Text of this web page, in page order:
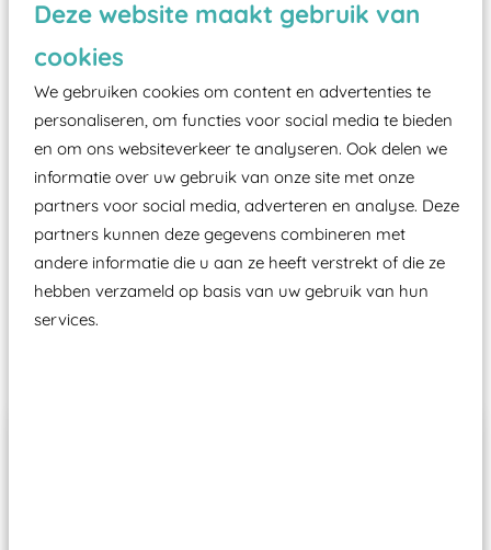
Deze website maakt gebruik van
cookies
We gebruiken cookies om content en advertenties te
personaliseren, om functies voor social media te bieden
en om ons websiteverkeer te analyseren. Ook delen we
informatie over uw gebruik van onze site met onze
partners voor social media, adverteren en analyse. Deze
partners kunnen deze gegevens combineren met
andere informatie die u aan ze heeft verstrekt of die ze
hebben verzameld op basis van uw gebruik van hun
services.
valondergrond onder speeltoestellen verplicht is
zoals kunstgras, rubber tegels of boomschors?
Elk speeltoestel in de openbare ruimte voorzien
moet zijn van een typekeuring, -plaatje en
certificering, uitgegeven door een Nederlands
aangewezen keuringsinstantie?
Wij ook speeltoestellen kunnen laten keuren zodat
ze toch binnen het Warenwetbesluit Attractie- en
Speeltoestellen vallen?